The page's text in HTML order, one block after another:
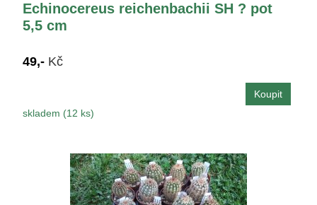
Echinocereus reichenbachii SH ? pot
5,5 cm
49,- Kč
skladem (12 ks)